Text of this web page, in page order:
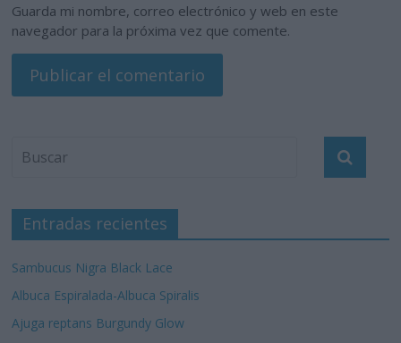
Guarda mi nombre, correo electrónico y web en este
navegador para la próxima vez que comente.
Entradas recientes
Sambucus Nigra Black Lace
Albuca Espiralada-Albuca Spiralis
Ajuga reptans Burgundy Glow